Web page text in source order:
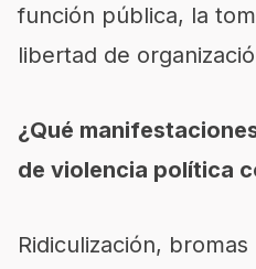
función pública, la
libertad de
¿Qué
de violencia política
Ridiculización,